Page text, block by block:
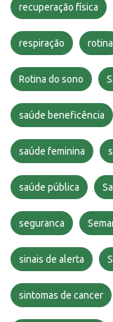
recuperação física
respiração rotina
Rotina do sono
saúde beneficência
saúde feminina
saúde pública
seguranca
sinais de alerta
sintomas de cancer